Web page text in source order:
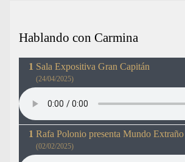
Hablando con Carmina
Sala Expositiva Gran Capitán
(24/04/2025)
Rafa Polonio presenta Mundo Extraño
(02/02/2025)